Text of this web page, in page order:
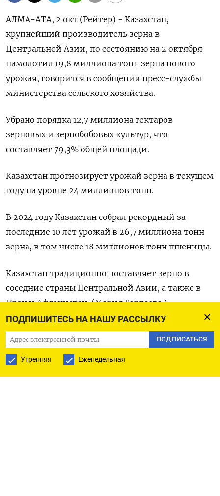
ПОДПИШИТЕСЬ НА НАШУ РАССЫЛКУ
ПОДПИСАТЬСЯ
Утренняя Еженедельная
АЛМА-АТА, 2 окт (Рейтер) - Казахстан,
крупнейший производитель зерна в
Центральной Азии, по состоянию на 2 октября
намолотил 19,8 миллиона тонн зерна нового
урожая, говорится в сообщении пресс-службы
министерства сельского хозяйства.
Убрано порядка 12,7 миллиона гектаров
зерновых и зернобобовых культур, что
составляет 79,3% общей площади.
Казахстан прогнозирует урожай зерна в текущем
году на уровне 24 миллионов тонн.
В 2024 году Казахстан собрал рекордный за
последние 10 лет урожай в 26,7 миллиона тонн
зерна, в том числе 18 миллионов тонн пшеницы.
Казахстан традиционно поставляет зерно в
соседние страны Центральной Азии, а также в
Иран и Афганистан. (Мария Гордеева.)
ПОДПИСАТЬСЯ НА ТЕЛЕГРАМ